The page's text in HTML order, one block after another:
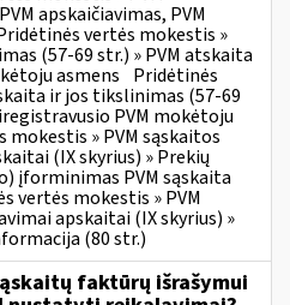
apskaičiavimas, PVM
vertės mokestis »
(57-69 str.) » PVM atskaita
asmens Pridėtinės
ir jos tikslinimas (57-69
PVM mokėtoju
mokestis » PVM sąskaitos
(IX skyrius) » Prekių
įforminimas PVM sąskaita
vertės mokestis » PVM
apskaitai (IX skyrius) »
(80 str.)
faktūrų išrašymui